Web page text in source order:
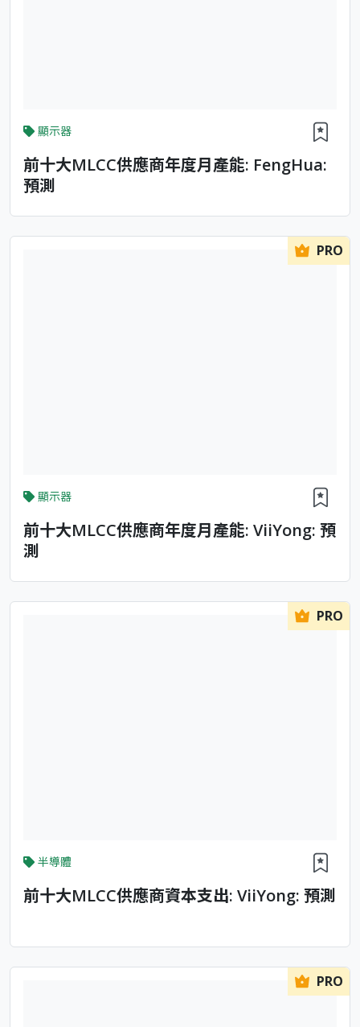
顯示器
前十大MLCC供應商年度月產能: FengHua:
預測
PRO
顯示器
前十大MLCC供應商年度月產能: ViiYong: 預
測
PRO
半導體
前十大MLCC供應商資本支出: ViiYong: 預測
PRO